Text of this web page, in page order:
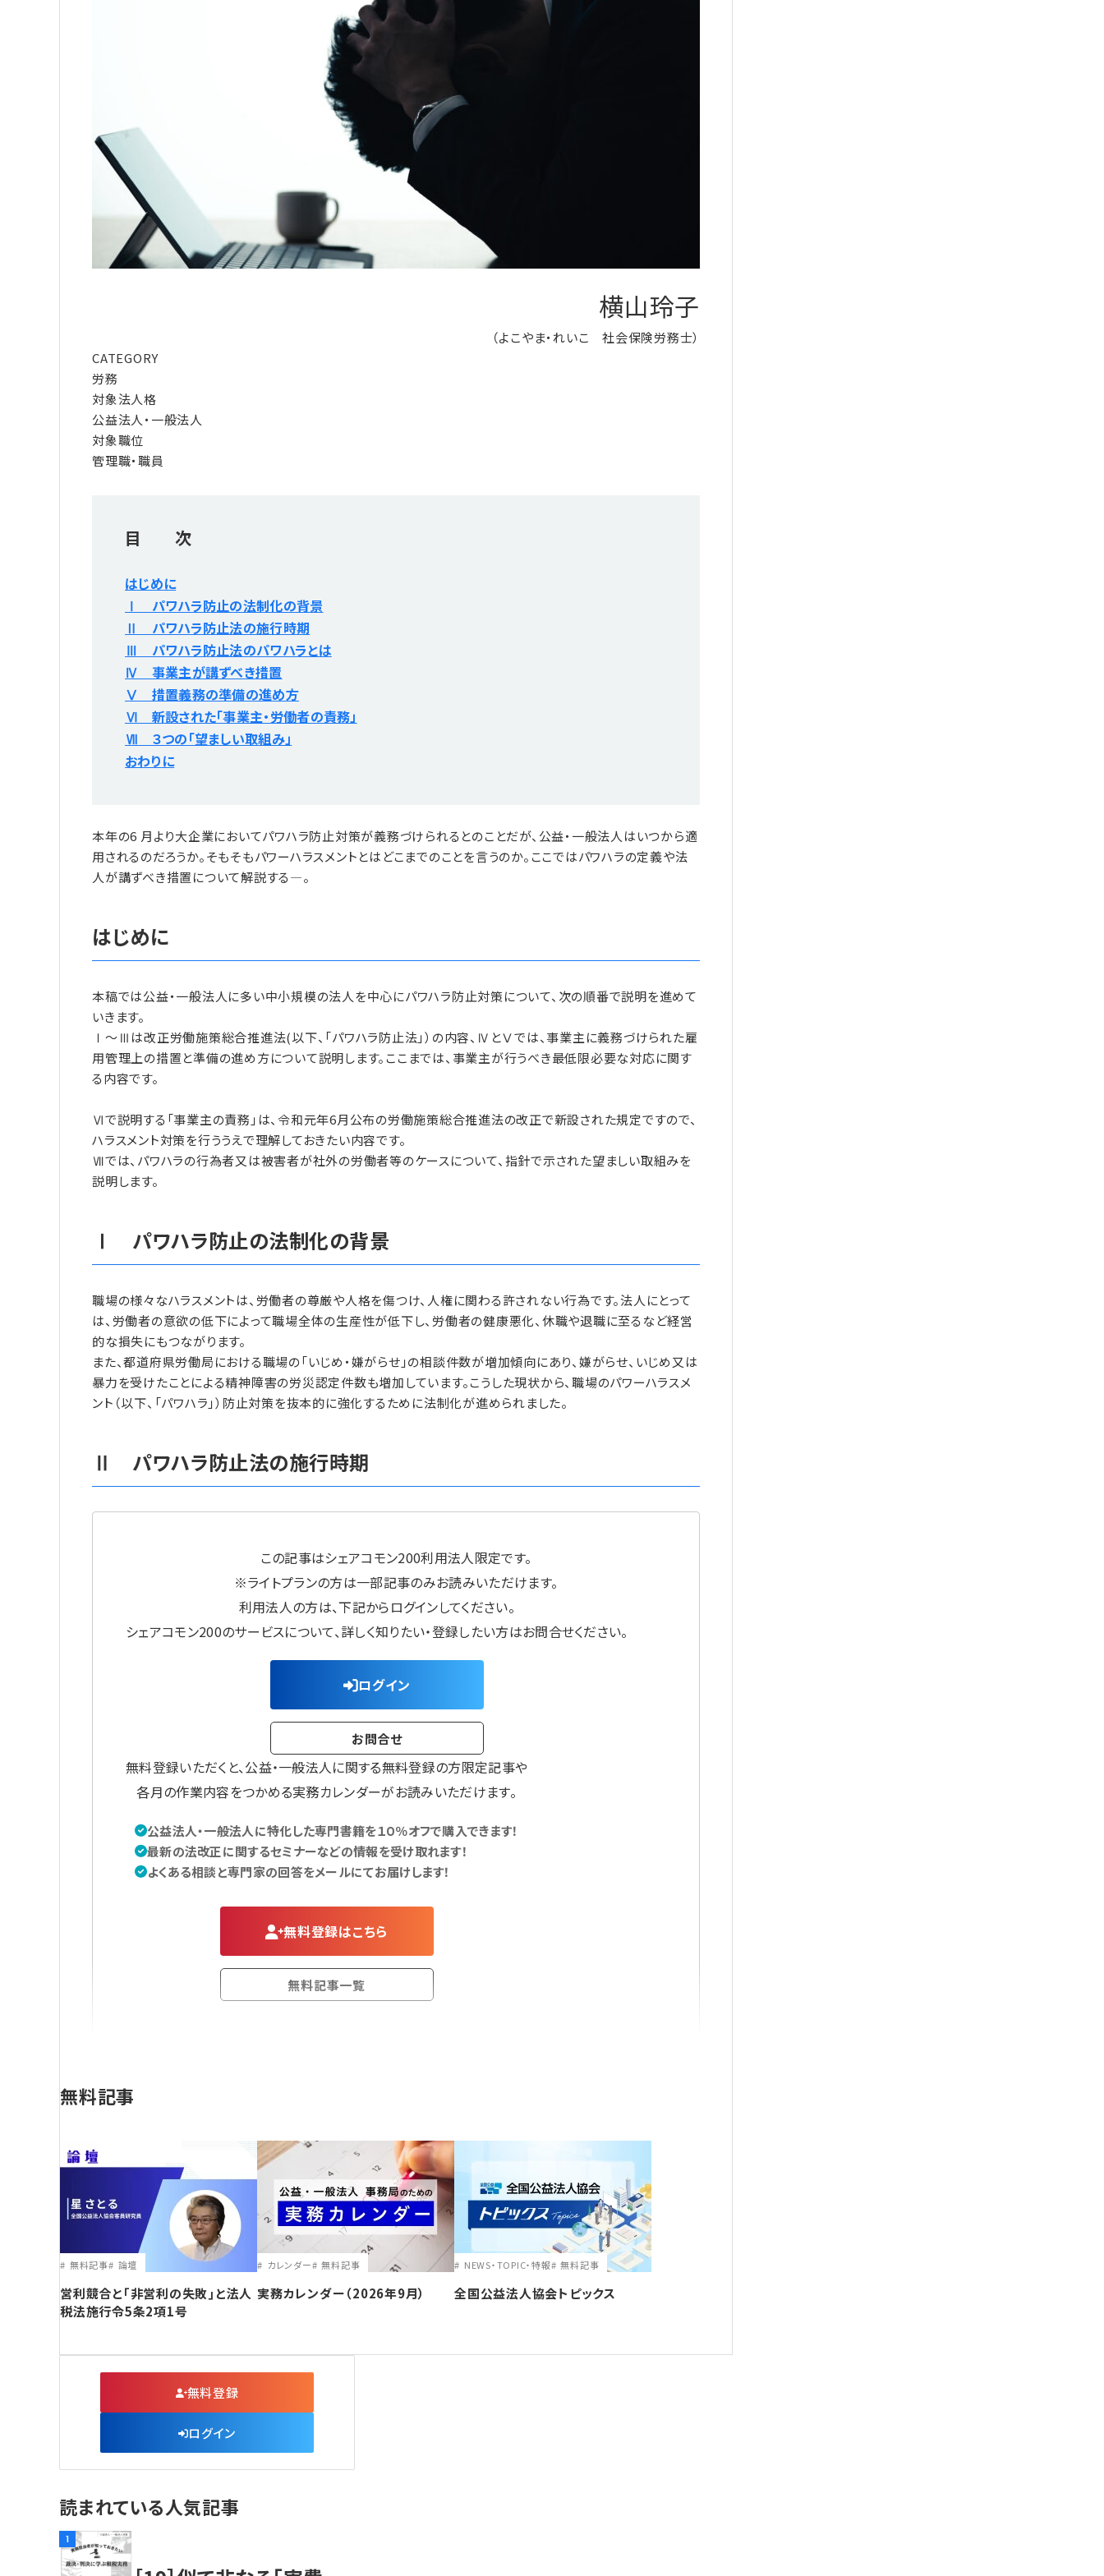
横山玲子
（よこやま・れいこ 社会保険労務士）
CATEGORY
労務
対象法人格
公益法人・一般法人
対象職位
管理職・職員
目 次
はじめに
Ⅰ パワハラ防止の法制化の背景
Ⅱ パワハラ防止法の施行時期
Ⅲ パワハラ防止法のパワハラとは
Ⅳ 事業主が講ずべき措置
Ⅴ 措置義務の準備の進め方
Ⅵ 新設された「事業主・労働者の責務」
Ⅶ ３つの「望ましい取組み」
おわりに
本年の6 月より大企業においてパワハラ防止対策が義務づけられるとのことだが、公益・一般法人はいつから適
用されるのだろうか。そもそもパワーハラスメントとはどこまでのことを言うのか。ここではパワハラの定義や法
人が講ずべき措置について解説する―。
はじめに
本稿では公益・一般法人に多い中小規模の法人を中心にパワハラ防止対策について、次の順番で説明を進めて
いきます。
Ⅰ〜Ⅲは改正労働施策総合推進法(以下、「パワハラ防止法」）の内容、ⅣとⅤでは、事業主に義務づけられた雇
用管理上の措置と準備の進め方について説明します。ここまでは、事業主が行うべき最低限必要な対応に関す
る内容です。
Ⅵで説明する「事業主の責務」は、令和元年6月公布の労働施策総合推進法の改正で新設された規定ですので、
ハラスメント対策を行ううえで理解しておきたい内容です。
Ⅶでは、パワハラの行為者又は被害者が社外の労働者等のケースについて、指針で示された望ましい取組みを
説明します。
Ⅰ パワハラ防止の法制化の背景
職場の様々なハラスメントは、労働者の尊厳や人格を傷つけ、人権に関わる許されない行為です。法人にとって
は、労働者の意欲の低下によって職場全体の生産性が低下し、労働者の健康悪化、休職や退職に至るなど経営
的な損失にもつながります。
また、都道府県労働局における職場の「いじめ・嫌がらせ」の相談件数が増加傾向にあり、嫌がらせ、いじめ又は
暴力を受けたことによる精神障害の労災認定件数も増加しています。こうした現状から、職場のパワーハラスメ
ント（以下、「パワハラ」）防止対策を抜本的に強化するために法制化が進められました。
Ⅱ パワハラ防止法の施行時期
この記事はシェアコモン200利用法人限定です。
※ライトプランの方は一部記事のみお読みいただけます。
利用法人の方は、下記からログインしてください。
シェアコモン200のサービスについて、詳しく知りたい・登録したい方はお問合せください。
ログイン
お問合せ
無料登録いただくと、公益・一般法人に関する無料登録の方限定記事や
各月の作業内容をつかめる実務カレンダーがお読みいただけます。
公益法人・一般法人に特化した専門書籍を１０％オフで購入できます！
最新の法改正に関するセミナーなどの情報を受け取れます！
よくある相談と専門家の回答をメールにてお届けします！
無料登録はこちら
無料記事一覧
無料記事
無料記事 論壇
営利競合と｢非営利の失敗｣と法人
税法施行令5条2項1号
カレンダー 無料記事
実務カレンダー（2026年9月）
NEWS・TOPIC・特報 無料記事
全国公益法人協会トピックス
無料登録
ログイン
読まれている人気記事
1